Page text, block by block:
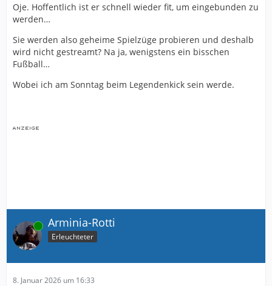
Oje. Hoffentlich ist er schnell wieder fit, um eingebunden zu
werden…
Sie werden also geheime Spielzüge probieren und deshalb
wird nicht gestreamt? Na ja, wenigstens ein bisschen
Fußball…
Wobei ich am Sonntag beim Legendenkick sein werde.
Online Arminia-Rotti
Erleuchteter
8. Januar 2026 um 16:33